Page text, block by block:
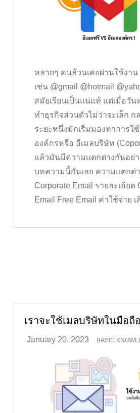
หลายๆ คนล้วนเคยผ่านใช้งาน
เช่น @gmail @hotmail
สมัยเรียนเป็นแน่แท้ แต่เมื่อวั
ทำธุรกิจส่วนตัวไม่ว่าจะเล็ก ก
ระยะหนึ่งมักเริ่มมองหาการใ
องค์กรหรือ อีเมลบริษัท
แล้วมันมีความแตกต่างกันอย่า
บทความนี้กันเลย ความแตกต่า
Corporate Email รายละเอียด
Email Free Email ค่าใช้จ่าย
เราจะใช้เมลบริษัทในมือถื
BASIC